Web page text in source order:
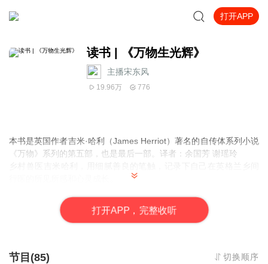
打开APP
读书 | 《万物生光辉》
主播宋东风
19.96万 776
本书是英国作者吉米·哈利（James Herriot）著名的自传体系列小说
《万物》系列的第五部，也是最后一部。译者：余国芳 谢瑶玲
文字朴素、温暖，洋溢着生活的灵动和趣味。
畅销全球，多次被搬上荧屏。
听来如沐春风，治愈心灵。
打开APP，完整收听
节目(85) 切换顺序